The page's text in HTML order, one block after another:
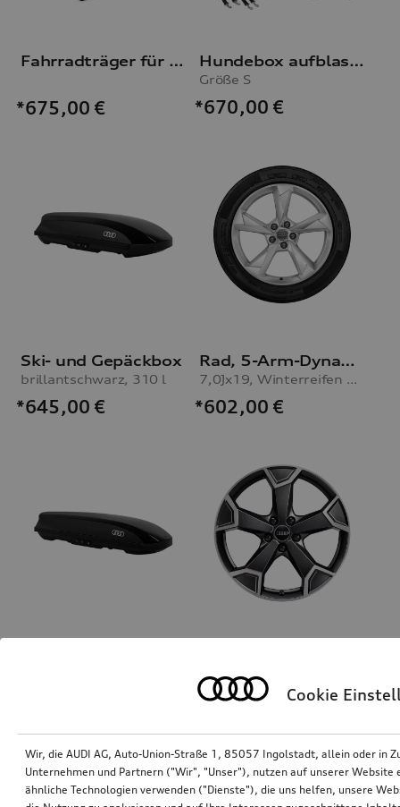
Fahrradträger für die Anhängevorrichtung
*675,00 €
Hundebox aufblasbar
Größe S
*670,00 €
Ski- und Gepäckbox
brillantschwarz, 310 l
*645,00 €
Rad, 5-Arm-Dynamik
7,0Jx19, Winterreifen 235/50 R19 99V
*602,00 €
*585,00
Cookie
Wir, die AUDI AG, Auto-Union-Straße 1, 85057 Ingolstadt, allein oder in
Unternehmen und Partnern ("Wir", "Unser"), nutzen auf unserer Website
ähnliche Technologien verwenden ("Dienste"), die uns helfen, unsere